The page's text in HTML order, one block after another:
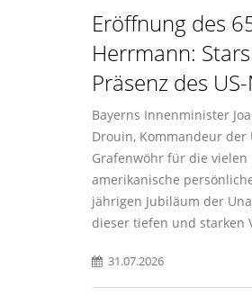
Eröffnung des
Herrmann:
Präsenz des
Bayerns Innenminister
Drouin, Kommandeur der
Grafenwöhr für die
amerikanische
jährigen Jubiläum der
dieser tiefen und starken
31.07.2026